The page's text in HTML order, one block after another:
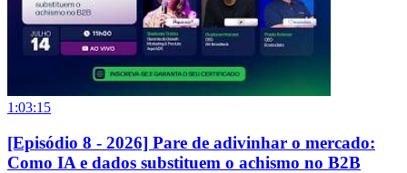
1:03:15
[Episódio 8 - 2026] Pare de adivinhar o mercado:
Como IA e dados substituem o achismo no B2B